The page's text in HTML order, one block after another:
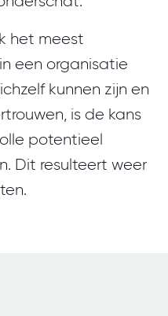
het meest
een organisatie
kunnen zijn en
is de kans
potentieel
Dit resulteert weer